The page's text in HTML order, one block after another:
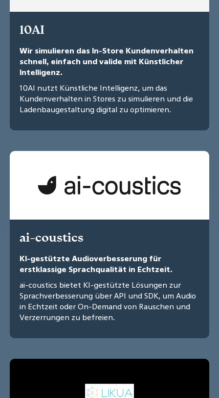
10AI
Wir simulieren das In-Store Kundenverhalten
schnell, einfach und valide mit Künstlicher
Intelligenz.
10AI nutzt Künstliche Intelligenz, um das
Kundenverhalten in Stores zu simulieren und die
Ladenbaugestaltung digital zu optimieren.
ai-coustics
KI-gestützte Audioverbesserung für
erstklassige Sprachqualität in Echtzeit.
ai-coustics bietet KI-gestützte Lösungen zur
Sprachverbesserung über API und SDK, um Audio
in Echtzeit oder On-Demand von Rauschen und
Verzerrungen zu befreien.